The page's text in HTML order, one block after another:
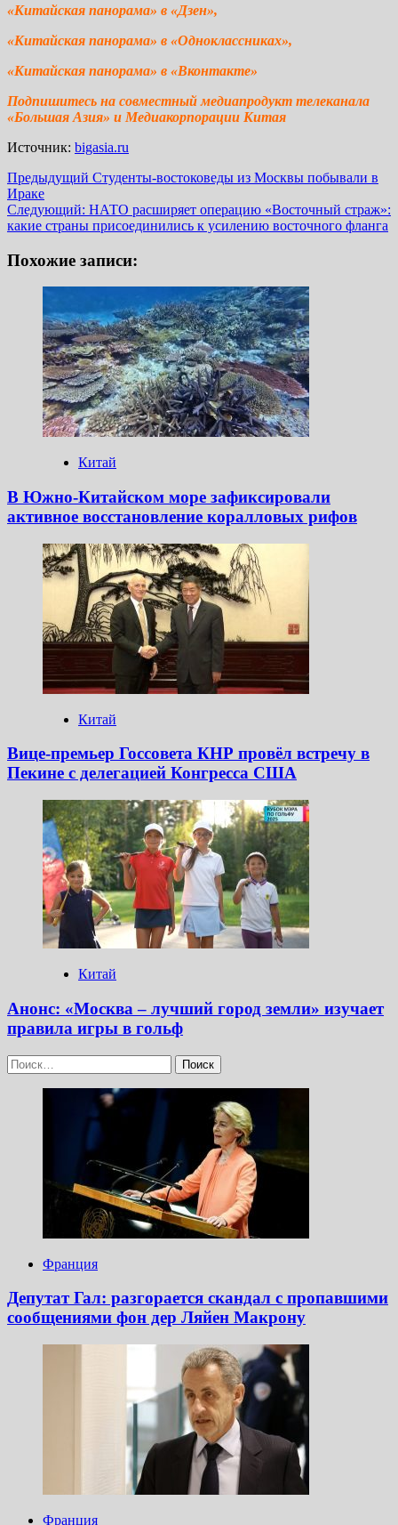
«Китайская панорама» в «Дзен»,
«Китайская панорама» в «Одноклассниках»,
«Китайская панорама» в «Вконтакте»
Подпишитесь на совместный медиапродукт телеканала
«Большая Азия» и Медиакорпорации Китая
Источник: bigasia.ru
Навигация
записи
Предыдущий Студенты-востоковеды из Москвы побывали в
Ираке
Следующий: НАТО расширяет операцию «‎Восточный страж»:
какие страны присоединились к усилению восточного фланга
Похожие записи:
Китай
В Южно-Китайском море зафиксировали
активное восстановление коралловых рифов
Китай
Вице-премьер Госсовета КНР провёл встречу в
Пекине с делегацией Конгресса США
Китай
Анонс: «Москва – лучший город земли» изучает
правила игры в гольф
Найти:
Франция
Депутат Гал: разгорается скандал с пропавшими
сообщениями фон дер Ляйен Макрону
Франция